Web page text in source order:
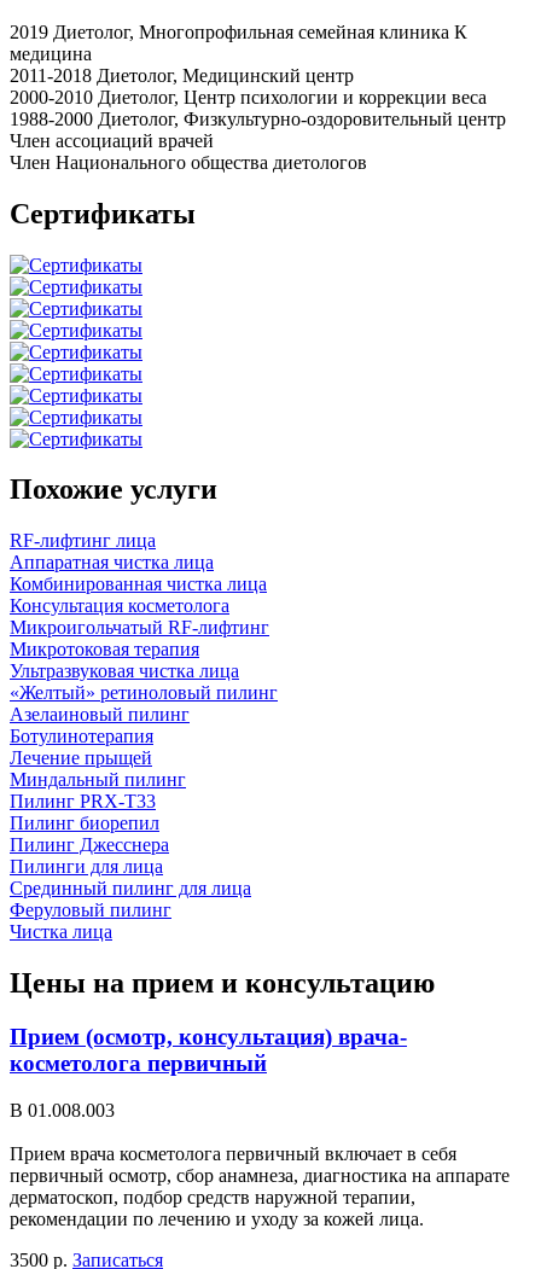
2019 Диетолог, Многопрофильная семейная клиника К
медицина
2011-2018 Диетолог, Медицинский центр
2000-2010 Диетолог, Центр психологии и коррекции веса
1988-2000 Диетолог, Физкультурно-оздоровительный центр
Член ассоциаций врачей
Член Национального общества диетологов
Сертификаты
Похожие услуги
RF-лифтинг лица
Аппаратная чистка лица
Комбинированная чистка лица
Консультация косметолога
Микроигольчатый RF-лифтинг
Микротоковая терапия
Ультразвуковая чистка лица
«Желтый» ретиноловый пилинг
Азелаиновый пилинг
Ботулинотерапия
Лечение прыщей
Миндальный пилинг
Пилинг PRX-T33
Пилинг биорепил
Пилинг Джесснера
Пилинги для лица
Срединный пилинг для лица
Феруловый пилинг
Чистка лица
Цены на прием и консультацию
Прием (осмотр, консультация) врача-
косметолога первичный
В 01.008.003
Прием врача косметолога первичный включает в себя
первичный осмотр, сбор анамнеза, диагностика на аппарате
дерматоскоп, подбор средств наружной терапии,
рекомендации по лечению и уходу за кожей лица.
3500 р. Записаться